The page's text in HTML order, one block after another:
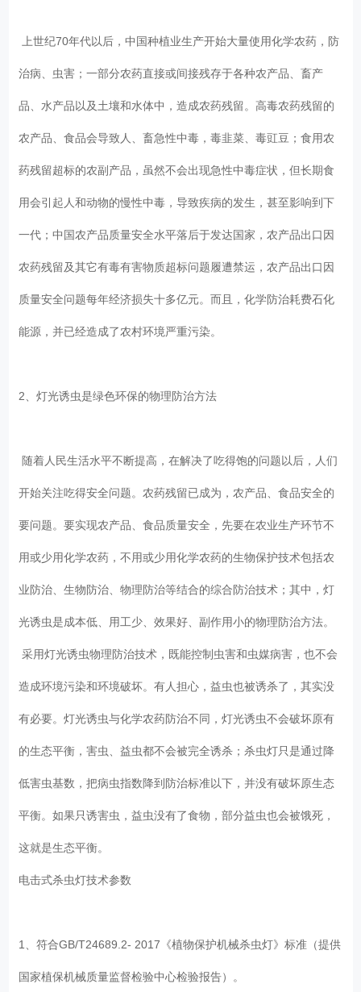
上世纪70年代以后，中国种植业生产开始大量使用化学农药，防
治病、虫害；一部分农药直接或间接残存于各种农产品、畜产
品、水产品以及土壤和水体中，造成农药残留。高毒农药残留的
农产品、食品会导致人、畜急性中毒，毒韭菜、毒豇豆；食用农
药残留超标的农副产品，虽然不会出现急性中毒症状，但长期食
用会引起人和动物的慢性中毒，导致疾病的发生，甚至影响到下
一代；中国农产品质量安全水平落后于发达国家，农产品出口因
农药残留及其它有毒有害物质超标问题履遭禁运，农产品出口因
质量安全问题每年经济损失十多亿元。而且，化学防治耗费石化
能源，并已经造成了农村环境严重污染。
2、灯光诱虫是绿色环保的物理防治方法
随着人民生活水平不断提高，在解决了吃得饱的问题以后，人们
开始关注吃得安全问题。农药残留已成为，农产品、食品安全的
要问题。要实现农产品、食品质量安全，先要在农业生产环节不
用或少用化学农药，不用或少用化学农药的生物保护技术包括农
业防治、生物防治、物理防治等结合的综合防治技术；其中，灯
光诱虫是成本低、用工少、效果好、副作用小的物理防治方法。
采用灯光诱虫物理防治技术，既能控制虫害和虫媒病害，也不会
造成环境污染和环境破坏。有人担心，益虫也被诱杀了，其实没
有必要。灯光诱虫与化学农药防治不同，灯光诱虫不会破坏原有
的生态平衡，害虫、益虫都不会被完全诱杀；杀虫灯只是通过降
低害虫基数，把病虫指数降到防治标准以下，并没有破坏原生态
平衡。如果只诱害虫，益虫没有了食物，部分益虫也会被饿死，
这就是生态平衡。
电击式杀虫灯技术参数
1、符合GB/T24689.2- 2017《植物保护机械杀虫灯》标准（提供
国家植保机械质量监督检验中心检验报告）。